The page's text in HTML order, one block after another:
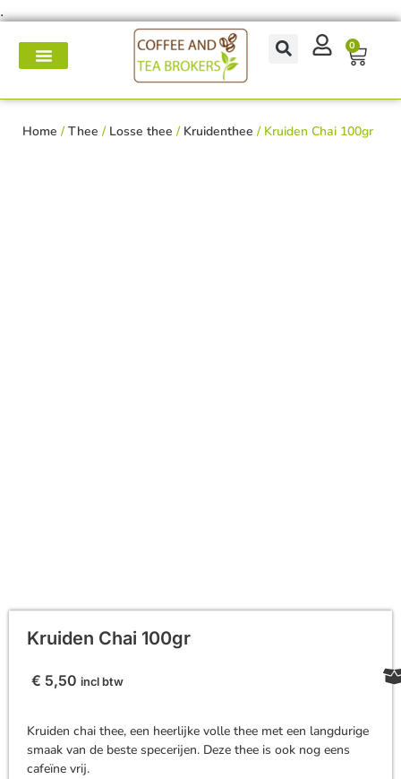
.
0
Home /Thee / Losse thee / Kruidenthee / Kruiden Chai 100gr
Kruiden Chai 100gr
€ 5,50 incl btw
Kruiden chai thee, een heerlijke volle thee met een langdurige
smaak van de beste specerijen. Deze thee is ook nog eens
cafeïne vrij.